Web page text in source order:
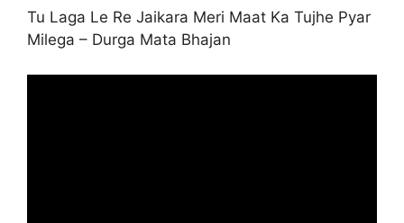
Tu Laga Le Re Jaikara Meri Maat Ka Tujhe Pyar
Milega – Durga Mata Bhajan